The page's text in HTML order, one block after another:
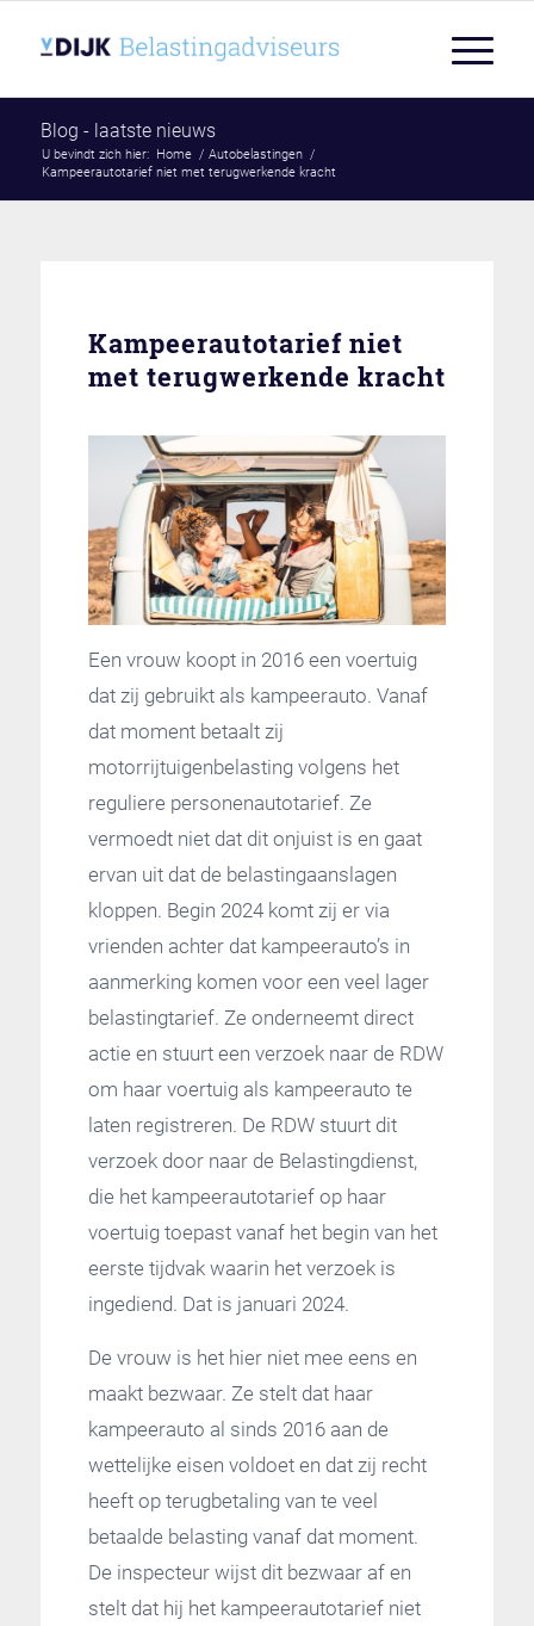
Blog - laatste nieuws
U bevindt zich hier: Home / Autobelastingen /
Kampeerautotarief niet met terugwerkende kracht
Kampeerautotarief niet
met terugwerkende kracht
Een vrouw koopt in 2016 een voertuig
dat zij gebruikt als kampeerauto. Vanaf
dat moment betaalt zij
motorrijtuigenbelasting volgens het
reguliere personenautotarief. Ze
vermoedt niet dat dit onjuist is en gaat
ervan uit dat de belastingaanslagen
kloppen. Begin 2024 komt zij er via
vrienden achter dat kampeerauto’s in
aanmerking komen voor een veel lager
belastingtarief. Ze onderneemt direct
actie en stuurt een verzoek naar de RDW
om haar voertuig als kampeerauto te
laten registreren. De RDW stuurt dit
verzoek door naar de Belastingdienst,
die het kampeerautotarief op haar
voertuig toepast vanaf het begin van het
eerste tijdvak waarin het verzoek is
ingediend. Dat is januari 2024.
De vrouw is het hier niet mee eens en
maakt bezwaar. Ze stelt dat haar
kampeerauto al sinds 2016 aan de
wettelijke eisen voldoet en dat zij recht
heeft op terugbetaling van te veel
betaalde belasting vanaf dat moment.
De inspecteur wijst dit bezwaar af en
stelt dat hij het kampeerautotarief niet